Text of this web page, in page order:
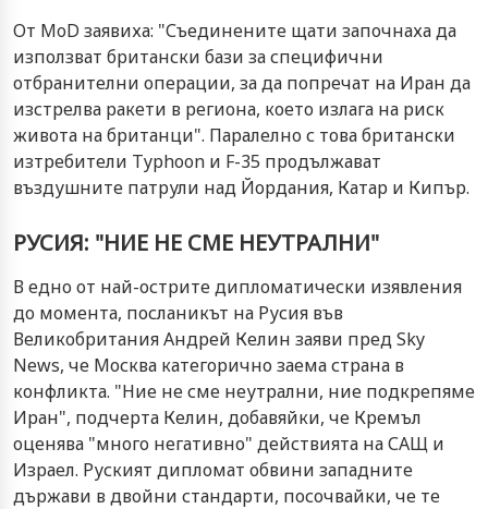
От MoD заявиха: "Съединените щати започнаха да
използват британски бази за специфични
отбранителни операции, за да попречат на Иран да
изстрелва ракети в региона, което излага на риск
живота на британци". Паралелно с това британски
изтребители Typhoon и F-35 продължават
въздушните патрули над Йордания, Катар и Кипър.
РУСИЯ: "НИЕ НЕ СМЕ НЕУТРАЛНИ"
В едно от най-острите дипломатически изявления
до момента, посланикът на Русия във
Великобритания Андрей Келин заяви пред Sky
News, че Москва категорично заема страна в
конфликта. "Ние не сме неутрални, ние подкрепяме
Иран", подчерта Келин, добавяйки, че Кремъл
оценява "много негативно" действията на САЩ и
Израел. Руският дипломат обвини западните
държави в двойни стандарти, посочвайки, че те